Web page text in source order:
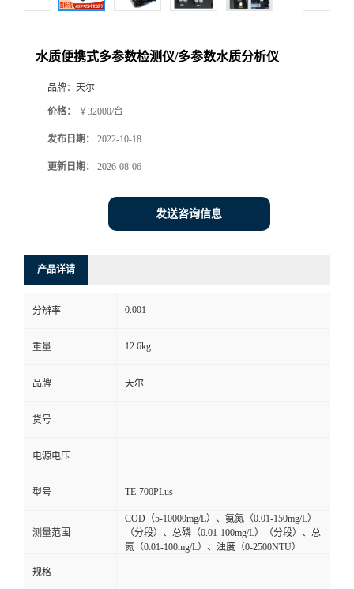
水质便携式多参数检测仪/多参数水质分析仪
品牌： 天尔
价格： ￥32000/台
发布日期： 2022-10-18
更新日期： 2026-08-06
发送咨询信息
产品详请
分辨率 0.001
重量 12.6kg
品牌 天尔
货号
电源电压
型号 TE-700PLus
测量范围
COD（5-10000mg/L）、氨氮（0.01-150mg/L）
（分段）、总磷（0.01-100mg/L）（分段）、总
氮（0.01-100mg/L）、浊度（0-2500NTU）
规格